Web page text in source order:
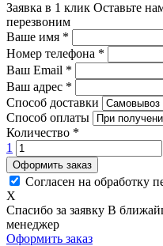
Заявка в 1 клик Оставьте
перезвоним
Ваше имя *
Номер телефона *
Ваш Email *
Ваш адрес *
Способ доставки
Способ оплаты
Количество *
1
Оформить заказ
Согласен на обработку
X
Спасибо за заявку В
менеджер
Оформить заказ